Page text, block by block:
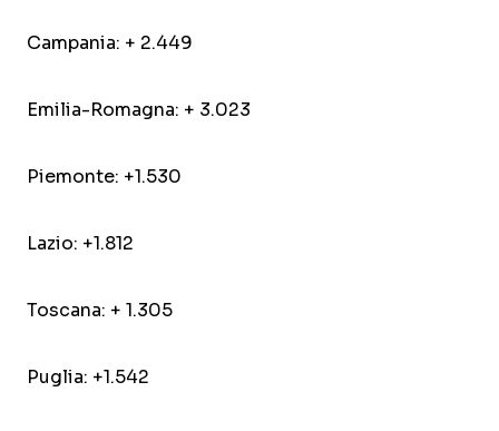
Campania: + 2.449
Emilia-Romagna: + 3.023
Piemonte: +1.530
Lazio: +1.812
Toscana: + 1.305
Puglia: +1.542